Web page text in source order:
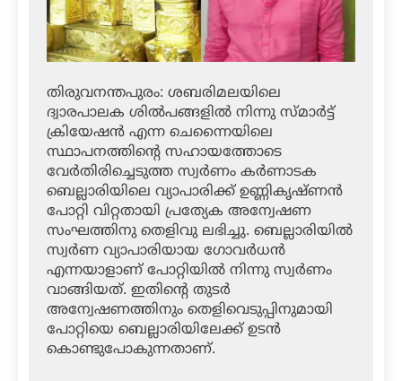
തിരുവനന്തപുരം: ശബരിമലയിലെ
ദ്വാരപാലക ശില്‍പങ്ങളില്‍ നിന്നു സ്മാര്‍ട്ട്
ക്രിയേഷന്‍ എന്ന ചെന്നൈയിലെ
സ്ഥാപനത്തിന്റെ സഹായത്തോടെ
വേര്‍തിരിച്ചെടുത്ത സ്വര്‍ണം കര്‍ണാടക
ബെല്ലാരിയിലെ വ്യാപാരിക്ക് ഉണ്ണികൃഷ്ണന്‍
പോറ്റി വിറ്റതായി പ്രത്യേക അന്വേഷണ
സംഘത്തിനു തെളിവു ലഭിച്ചു. ബെല്ലാരിയില്‍
സ്വര്‍ണ വ്യാപാരിയായ ഗോവര്‍ധന്‍
എന്നയാളാണ് പോറ്റിയില്‍ നിന്നു സ്വര്‍ണം
വാങ്ങിയത്. ഇതിന്റെ തുടര്‍
അന്വേഷണത്തിനും തെളിവെടുപ്പിനുമായി
പോറ്റിയെ ബെല്ലാരിയിലേക്ക് ഉടന്‍
കൊണ്ടുപോകുന്നതാണ്.